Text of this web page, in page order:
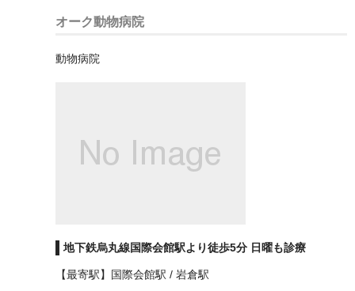
大阪市住吉区
大阪市大正区
オーク動物病院
動物病院
地下鉄烏丸線国際会館駅より徒歩5分 日曜も診療
【最寄駅】国際会館駅 / 岩倉駅